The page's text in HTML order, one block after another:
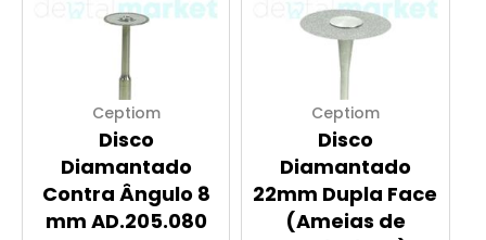
Ceptiom
Disco
Diamantado
Contra Ângulo 8
mm AD.205.080
Ceptiom
Disco
Diamantado
22mm Dupla Face
(Ameias de